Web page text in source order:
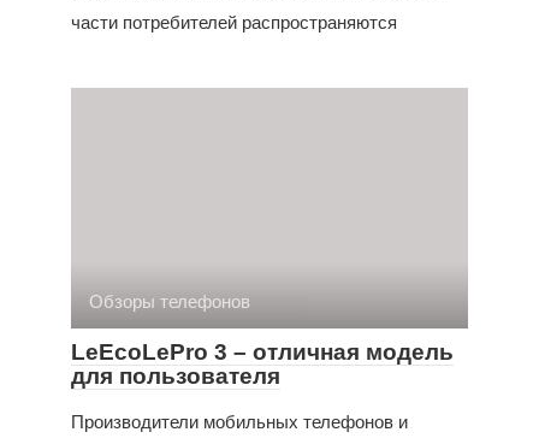
части потребителей распространяются
Обзоры телефонов
LeEcoLePro 3 – отличная модель
для пользователя
Производители мобильных телефонов и